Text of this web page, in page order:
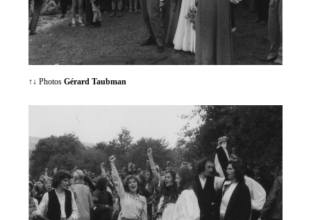
↑↓ PhotosGérard Taubman